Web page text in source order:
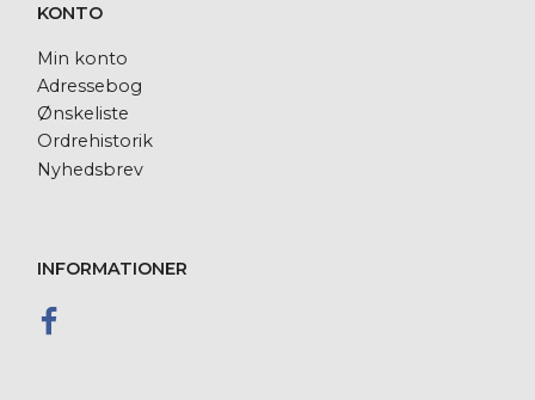
KONTO
Min konto
Adressebog
Ønskeliste
Ordrehistorik
Nyhedsbrev
INFORMATIONER